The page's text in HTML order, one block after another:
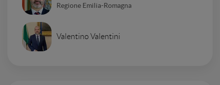
Regione Emilia-Romagna
Valentino Valentini